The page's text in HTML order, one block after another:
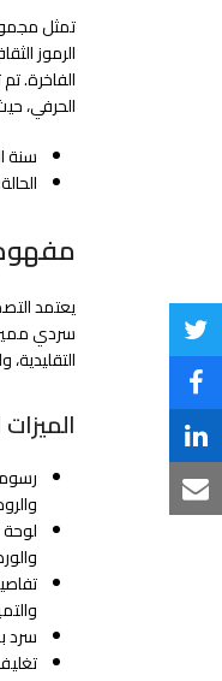
تمثل
الرموز
الفاخرة.
الحرفي،
سنة
يعتمد
سردي
لوحة
سرد
Share
on
Twitter
Share
on
Facebook
Share
on
Share